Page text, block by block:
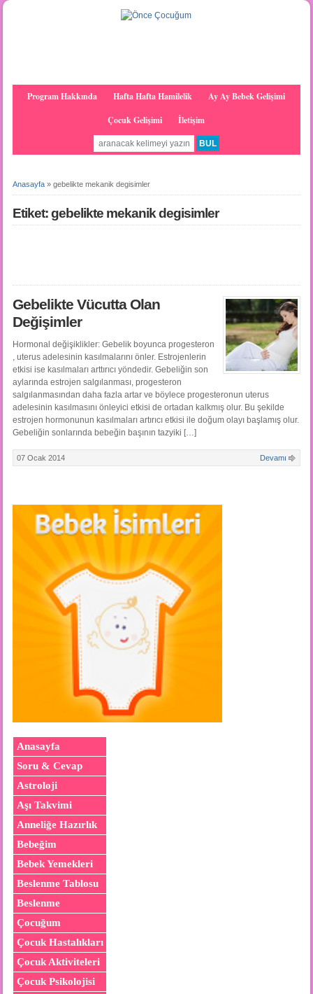
Program Hakkında Hafta Hafta Hamilelik
Ay Ay Bebek Gelişimi
Çocuk Gelişimi
İletişim
Anasayfa» gebelikte mekanik degisimler
Etiket: gebelikte mekanik degisimler
Gebelikte Vücutta Olan
Değişimler
Hormonal değişiklikler: Gebelik boyunca progesteron
, uterus adelesinin kasılmalarını önler. Estrojenlerin
etkisi ise kasılmaları arttırıcı yöndedir. Gebeliğin son
aylarında estrojen salgılanması, progesteron
salgılanmasından daha fazla artar ve böylece progesteronun uterus
adelesinin kasılmasını önleyici etkisi de ortadan kalkmış olur. Bu şekilde
estrojen hormonunun kasılmaları artırıcı etkisi ile doğum olayı başlamış olur.
Gebeliğin sonlarında bebeğin başının tazyiki […]
07 Ocak 2014 Devamı
Anasayfa
Soru & Cevap
Astroloji
Aşı Takvimi
Anneliğe Hazırlık
Bebeğim
Bebek Yemekleri
Beslenme Tablosu
Beslenme
Çocuğum
Çocuk Hastalıkları
Çocuk Aktiviteleri
Çocuk Psikolojisi